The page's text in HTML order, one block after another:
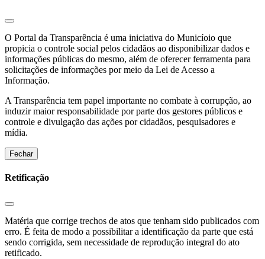
O Portal da Transparência é uma iniciativa do Municíoio que
propicia o controle social pelos cidadãos ao disponibilizar dados e
informações públicas do mesmo, além de oferecer ferramenta para
solicitações de informações por meio da Lei de Acesso a
Informação.
A Transparência tem papel importante no combate à corrupção, ao
induzir maior responsabilidade por parte dos gestores públicos e
controle e divulgação das ações por cidadãos, pesquisadores e
mídia.
Fechar
Retificação
Matéria que corrige trechos de atos que tenham sido publicados com
erro. É feita de modo a possibilitar a identificação da parte que está
sendo corrigida, sem necessidade de reprodução integral do ato
retificado.